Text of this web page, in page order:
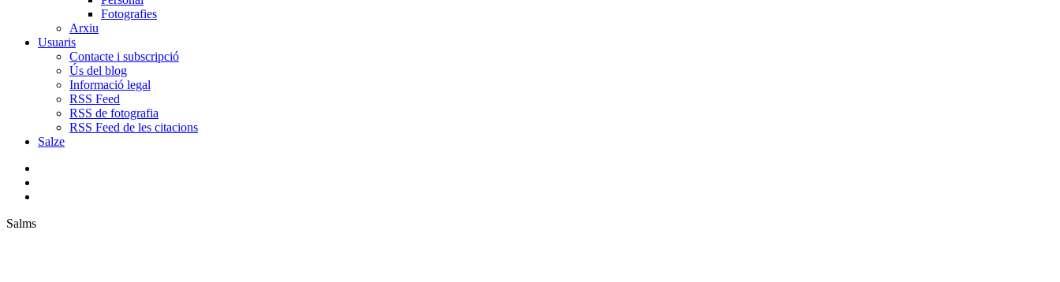
Fotografies
Arxiu
Usuaris
Contacte i subscripció
Ús del blog
Informació legal
RSS Feed
RSS de fotografia
RSS Feed de les citacions
Salze
Salms